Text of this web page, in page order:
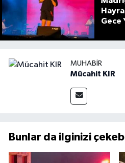
Gece
MUHABIR
Mücahit KIR
Bunlar da ilginizi